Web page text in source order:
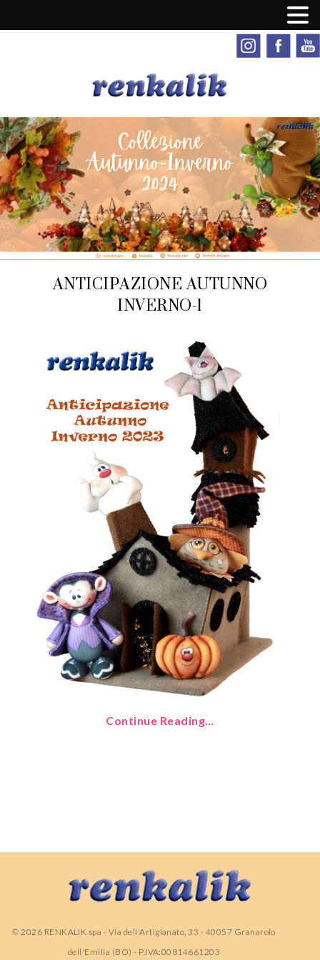
ANTICIPAZIONE AUTUNNO
INVERNO-1
Continue Reading…
© 2026 RENKALIK spa - Via dell'Artigianato, 33 - 40057 Granarolo
dell'Emilia (BO) - P.IVA:00814661203